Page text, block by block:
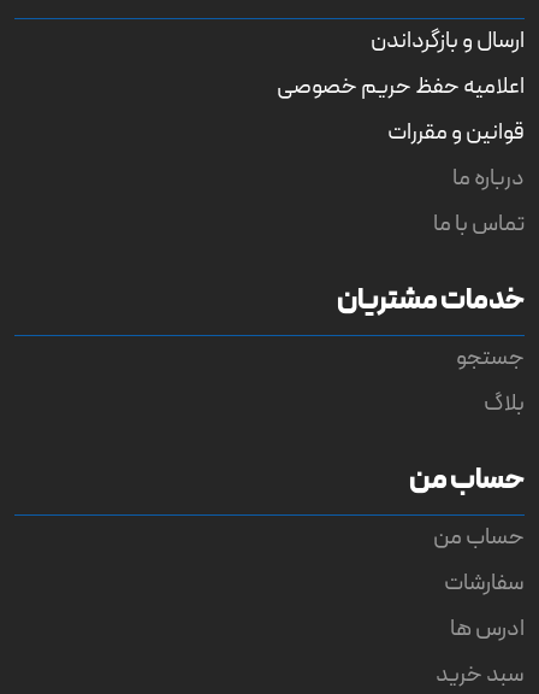
ی
ارسال و بازگرداندن
اعلامیه حفظ حریم خصوصی
قوانین و مقررات
درباره ما
تماس با ما
خدمات مشتریان
جستجو
بلاگ
حساب من
حساب من
سفارشات
ادرس ها
سبد خرید